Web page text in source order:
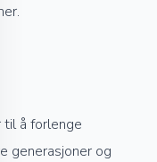
å forlenge
generasjoner og